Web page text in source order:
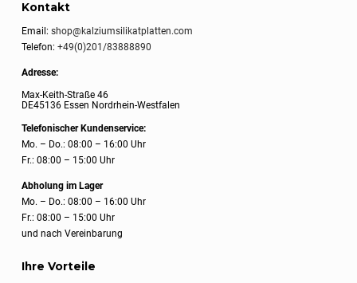
Kontakt
Email:shop@kalziumsilikatplatten.com
Telefon:+49(0)201/83888890
Adresse:
Max-Keith-Straße 46
DE45136 Essen Nordrhein-Westfalen
Telefonischer Kundenservice:
Mo. – Do.: 08:00 – 16:00 Uhr
Fr.: 08:00 – 15:00 Uhr
Abholung im Lager
Mo. – Do.: 08:00 – 16:00 Uhr
Fr.: 08:00 – 15:00 Uhr
und nach Vereinbarung
Ihre Vorteile